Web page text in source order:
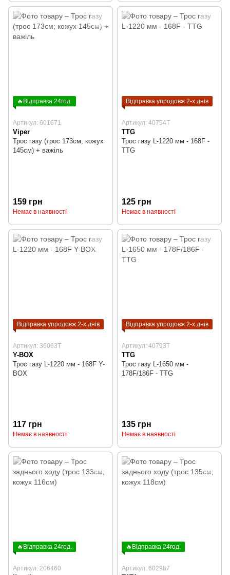
🔥Відправка 24год.
Артикул: 601671
Viper
Трос газу (трос 173см; кожух
145см) + важіль
159 грн
Немає в наявності
Відправка упродовж 2-х днів
Артикул: 40754T
TTG
Трос газу L-1220 мм - 168F -
TTG
125 грн
Немає в наявності
Відправка упродовж 2-х днів
Артикул: 36063T
Y-BOX
Трос газу L-1220 мм - 168F Y-
BOX
117 грн
Немає в наявності
Відправка упродовж 2-х днів
Артикул: 40793T
TTG
Трос газу L-1650 мм -
178F/186F - TTG
135 грн
Немає в наявності
🔥Відправка 24год.
Артикул: 206460
🔥Відправка 24год.
Артикул: 602987